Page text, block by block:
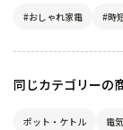
#おしゃれ家電 #時
同じカテゴリーの
ポット・ケトル 電